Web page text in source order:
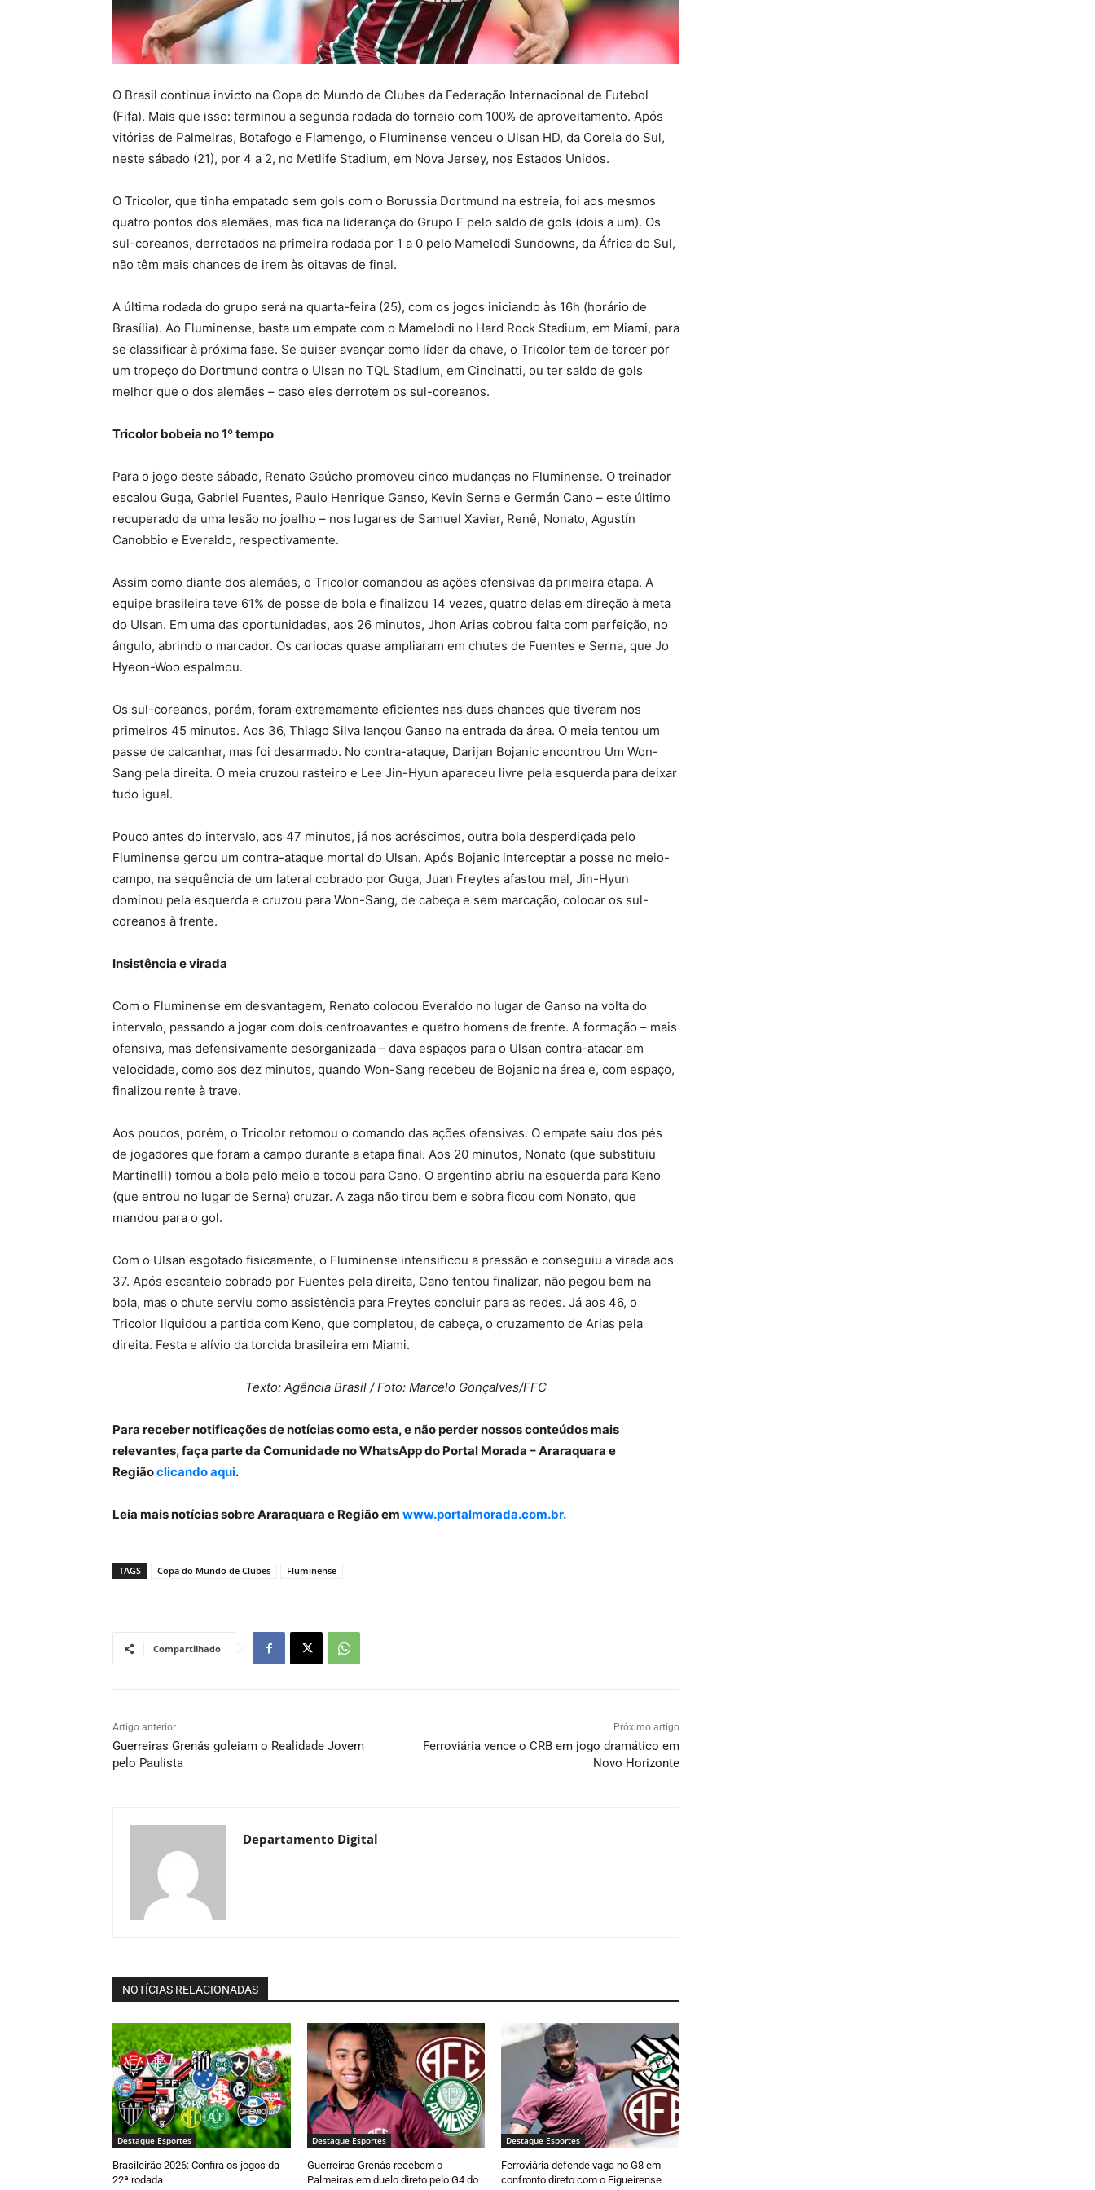
O Brasil continua invicto na Copa do Mundo de Clubes da Federação Internacional de Futebol
(Fifa). Mais que isso: terminou a segunda rodada do torneio com 100% de aproveitamento. Após
vitórias de Palmeiras, Botafogo e Flamengo, o Fluminense venceu o Ulsan HD, da Coreia do Sul,
neste sábado (21), por 4 a 2, no Metlife Stadium, em Nova Jersey, nos Estados Unidos.
O Tricolor, que tinha empatado sem gols com o Borussia Dortmund na estreia, foi aos mesmos
quatro pontos dos alemães, mas fica na liderança do Grupo F pelo saldo de gols (dois a um). Os
sul-coreanos, derrotados na primeira rodada por 1 a 0 pelo Mamelodi Sundowns, da África do Sul,
não têm mais chances de irem às oitavas de final.
A última rodada do grupo será na quarta-feira (25), com os jogos iniciando às 16h (horário de
Brasília). Ao Fluminense, basta um empate com o Mamelodi no Hard Rock Stadium, em Miami, para
se classificar à próxima fase. Se quiser avançar como líder da chave, o Tricolor tem de torcer por
um tropeço do Dortmund contra o Ulsan no TQL Stadium, em Cincinatti, ou ter saldo de gols
melhor que o dos alemães – caso eles derrotem os sul-coreanos.
Tricolor bobeia no 1º tempo
Para o jogo deste sábado, Renato Gaúcho promoveu cinco mudanças no Fluminense. O treinador
escalou Guga, Gabriel Fuentes, Paulo Henrique Ganso, Kevin Serna e Germán Cano – este último
recuperado de uma lesão no joelho – nos lugares de Samuel Xavier, Renê, Nonato, Agustín
Canobbio e Everaldo, respectivamente.
Assim como diante dos alemães, o Tricolor comandou as ações ofensivas da primeira etapa. A
equipe brasileira teve 61% de posse de bola e finalizou 14 vezes, quatro delas em direção à meta
do Ulsan. Em uma das oportunidades, aos 26 minutos, Jhon Arias cobrou falta com perfeição, no
ângulo, abrindo o marcador. Os cariocas quase ampliaram em chutes de Fuentes e Serna, que Jo
Hyeon-Woo espalmou.
Os sul-coreanos, porém, foram extremamente eficientes nas duas chances que tiveram nos
primeiros 45 minutos. Aos 36, Thiago Silva lançou Ganso na entrada da área. O meia tentou um
passe de calcanhar, mas foi desarmado. No contra-ataque, Darijan Bojanic encontrou Um Won-
Sang pela direita. O meia cruzou rasteiro e Lee Jin-Hyun apareceu livre pela esquerda para deixar
tudo igual.
Pouco antes do intervalo, aos 47 minutos, já nos acréscimos, outra bola desperdiçada pelo
Fluminense gerou um contra-ataque mortal do Ulsan. Após Bojanic interceptar a posse no meio-
campo, na sequência de um lateral cobrado por Guga, Juan Freytes afastou mal, Jin-Hyun
dominou pela esquerda e cruzou para Won-Sang, de cabeça e sem marcação, colocar os sul-
coreanos à frente.
Insistência e virada
Com o Fluminense em desvantagem, Renato colocou Everaldo no lugar de Ganso na volta do
intervalo, passando a jogar com dois centroavantes e quatro homens de frente. A formação – mais
ofensiva, mas defensivamente desorganizada – dava espaços para o Ulsan contra-atacar em
velocidade, como aos dez minutos, quando Won-Sang recebeu de Bojanic na área e, com espaço,
finalizou rente à trave.
Aos poucos, porém, o Tricolor retomou o comando das ações ofensivas. O empate saiu dos pés
de jogadores que foram a campo durante a etapa final. Aos 20 minutos, Nonato (que substituiu
Martinelli) tomou a bola pelo meio e tocou para Cano. O argentino abriu na esquerda para Keno
(que entrou no lugar de Serna) cruzar. A zaga não tirou bem e sobra ficou com Nonato, que
mandou para o gol.
Com o Ulsan esgotado fisicamente, o Fluminense intensificou a pressão e conseguiu a virada aos
37. Após escanteio cobrado por Fuentes pela direita, Cano tentou finalizar, não pegou bem na
bola, mas o chute serviu como assistência para Freytes concluir para as redes. Já aos 46, o
Tricolor liquidou a partida com Keno, que completou, de cabeça, o cruzamento de Arias pela
direita. Festa e alívio da torcida brasileira em Miami.
Texto: Agência Brasil / Foto: Marcelo Gonçalves/FFC
Para receber notificações de notícias como esta, e não perder nossos conteúdos mais
relevantes, faça parte da Comunidade no WhatsApp do Portal Morada – Araraquara e
Regiãoclicando aqui.
Leia mais notícias sobre Araraquara e Região em www.portalmorada.com.br.
TAGS Copa do Mundo de Clubes Fluminense
Compartilhado
Artigo anterior
Guerreiras Grenás goleiam o Realidade Jovem
pelo Paulista
Próximo artigo
Ferroviária vence o CRB em jogo dramático em
Novo Horizonte
Departamento Digital
NOTÍCIAS RELACIONADAS
Destaque Esportes
Brasileirão 2026: Confira os jogos da
22ª rodada
Destaque Esportes
Guerreiras Grenás recebem o
Palmeiras em duelo direto pelo G4 do
Destaque Esportes
Ferroviária defende vaga no G8 em
confronto direto com o Figueirense